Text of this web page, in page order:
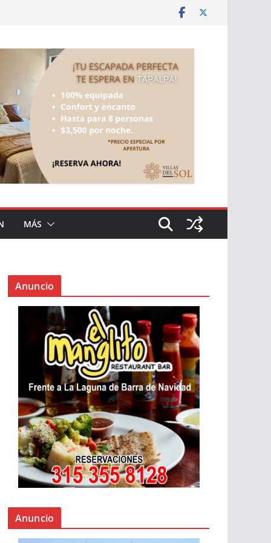
MÁS
Anuncio
Anuncio